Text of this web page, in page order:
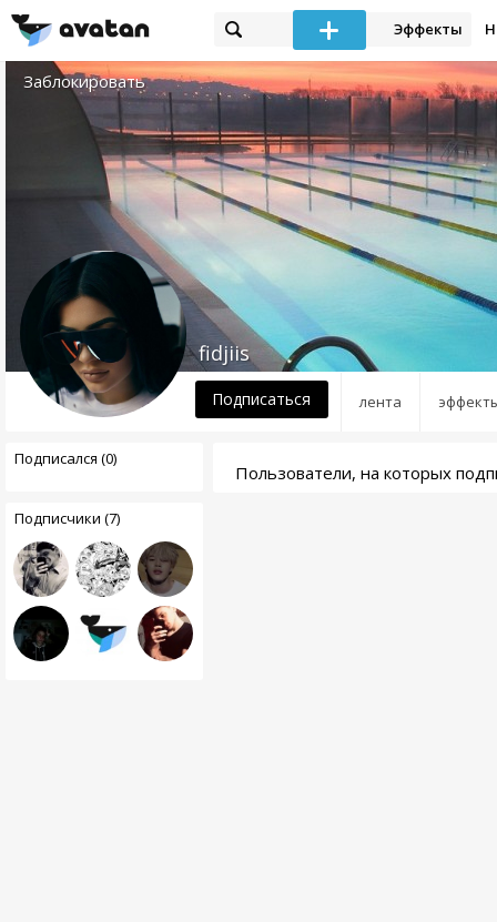
Эффекты
Заблокировать
лента
fidjiis
Подписаться
Подписался (0)
Подписчики (7)
Пользователи, на которых